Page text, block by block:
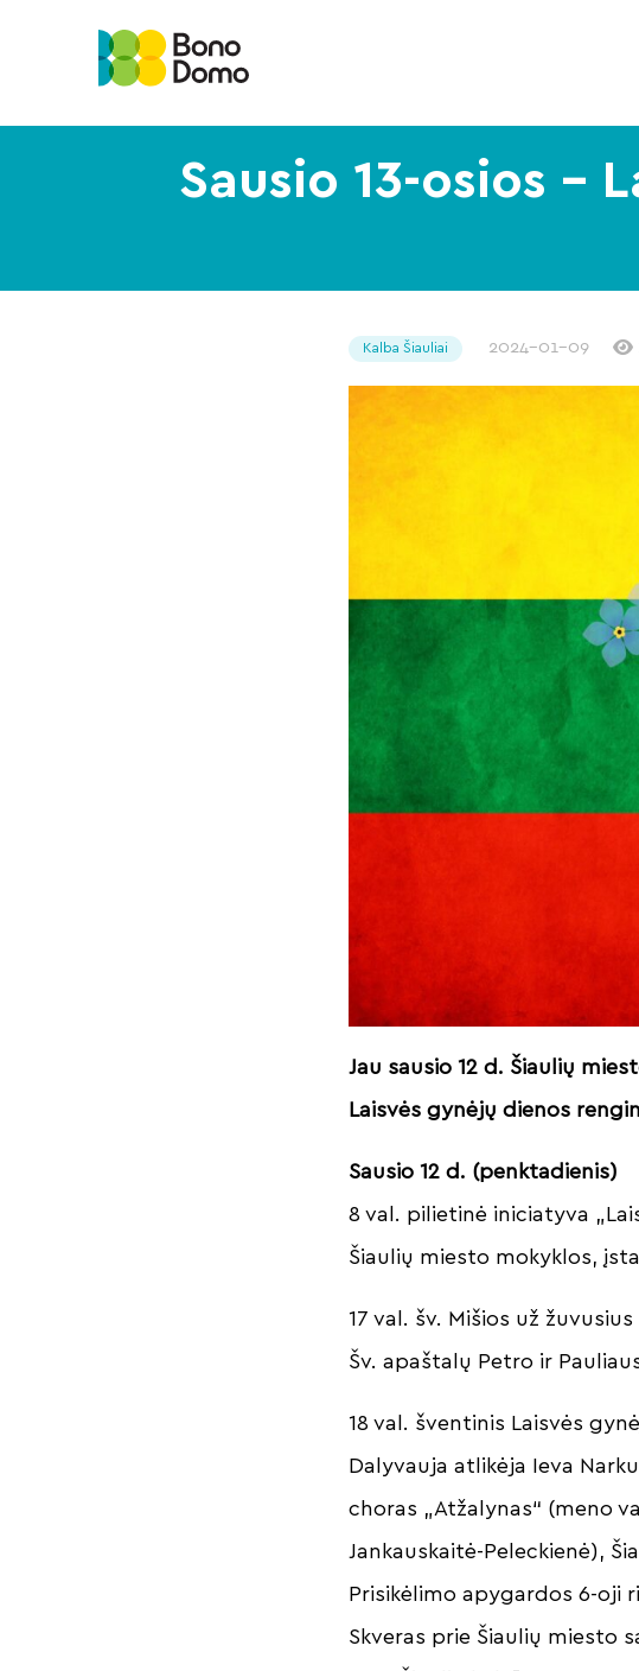
Sausio 13-osios –
Kalba Šiauliai 2024-01-09
Jau sausio 12 d. Šiaulių
Laisvės gynėjų dienos
Sausio 12 d. (penktadienis)
8 val. pilietinė iniciatyva
Šiaulių miesto mokyklos,
17 val. šv. Mišios už
Šv. apaštalų Petro ir
18 val. šventinis Laisvės
Dalyvauja atlikėja Ieva
choras „Atžalynas“ (meno
Jankauskaitė-Peleckienė),
Prisikėlimo apygardos 6-oji
Skveras prie Šiaulių miesto